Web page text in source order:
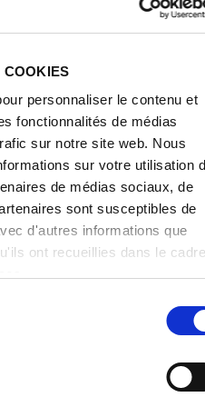
COOKIES
personnaliser le contenu et
fonctionnalités de médias
sur notre site web. Nous
sur votre utilisation
de médias sociaux, de
sont susceptibles de
d'autres informations que
ont recueillies dans le cadre
traitées aux États-Unis
1, page 1, alinéa a
la protection des données,
en Allemagne).
any right of use to
use, is
breach of applicable law.
in any other way
mentioned or used on
trademarks* of the